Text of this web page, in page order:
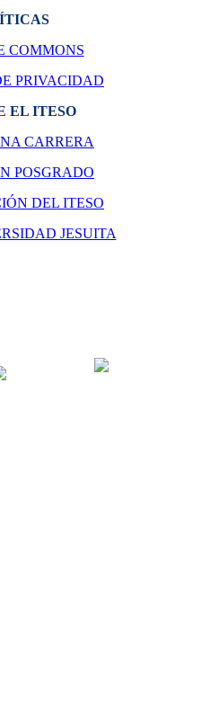
COMMONS
PRIVACIDAD
EL ITESO
CARRERA
POSGRADO
DEL ITESO
JESUITA